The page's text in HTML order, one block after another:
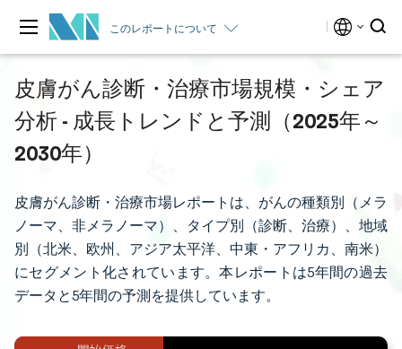
このレポートについて
皮膚がん診断・治療市場規模・シェア
分析 - 成長トレンドと予測（2025年～
2030年）
皮膚がん診断・治療市場レポートは、がんの種類別（メラ
ノーマ、非メラノーマ）、タイプ別（診断、治療）、地域
別（北米、欧州、アジア太平洋、中東・アフリカ、南米）
にセグメント化されています。本レポートは5年間の過去
データと5年間の予測を提供しています。